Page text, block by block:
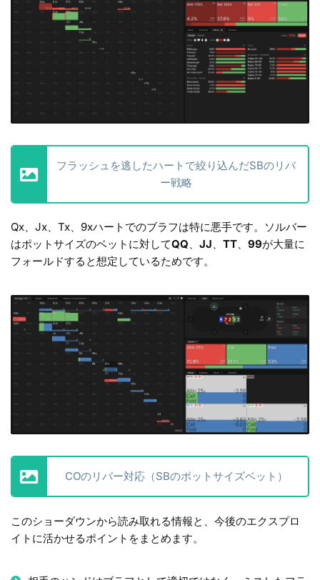
フラッシュを逃したハートで絞り込んだSBのリバ
ー戦略
Qx、Jx、Tx、9xハートでのブラフは特に悪手です。ソルバー
はポットサイズのベットに対してQQ、 JJ、 TT、 99が大量に
フォールドすると想定しているためです。
COのリバー対応（SBのポットサイズベット）
このショーダウンから読み取れる情報と、今後のエクスプロ
イトに活かせるポイントをまとめます。